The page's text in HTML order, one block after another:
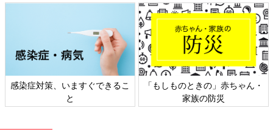
た〜！！笑全て冷凍できて、チン(3種類5食分)するか、下味冷凍
＜続きはアプリから＞
💬 6
64
同じ出産予定月の妊婦さんの体験談や質問が読める
「まいにちのたまひよ」アプリ
感染症対策、いますぐできるこ
と
「もしものときの」赤ちゃん・
家族の防災